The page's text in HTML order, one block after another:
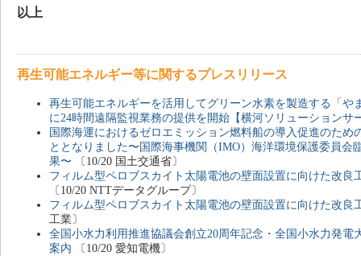
以上
再生可能エネルギー等に関するプレスリリース
再生可能エネルギーを活用してグリーン水素を製造する「や
に24時間遠隔監視業務の提供を開始【横河ソリューションサ
国際海運におけるゼロエミッション燃料船の導入促進のため
ととなりました〜国際海事機関（IMO）海洋環境保護委員会
果〜 〔10/20 国土交通省〕
フィルム型ペロブスカイト太陽電池の壁面設置に向けた改良
〔10/20 NTTデータグループ〕
フィルム型ペロブスカイト太陽電池の壁面設置に向けた改良
工業〕
全国小水力利用推進協議会創立20周年記念・全国小水力発電
案内 〔10/20 愛知電機〕